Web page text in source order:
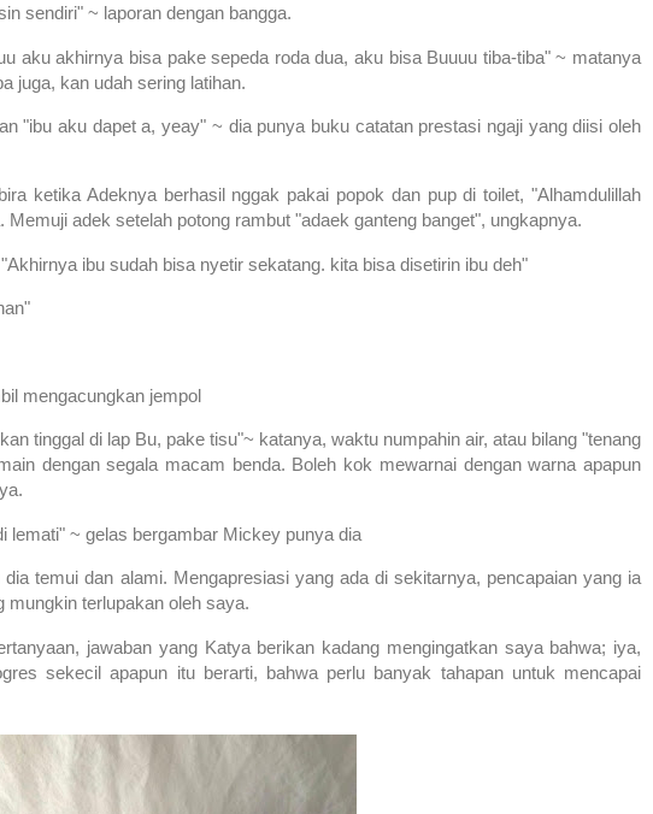
sendiri" ~ laporan dengan bangga.
aku akhirnya bisa pake sepeda roda dua, aku bisa Buuuu tiba-tiba" ~ matanya
juga, kan udah sering latihan.
"ibu aku dapet a, yeay" ~ dia punya buku catatan prestasi ngaji yang diisi oleh
ketika Adeknya berhasil nggak pakai popok dan pup di toilet, "Alhamdulillah
adek setelah potong rambut "adaek ganteng banget", ungkapnya.
ibu sudah bisa nyetir sekatang. kita bisa disetirin ibu deh"
mengacungkan jempol
tinggal di lap Bu, pake tisu"~ katanya, waktu numpahin air, atau bilang "tenang
dengan segala macam benda. Boleh kok mewarnai dengan warna apapun
lemati" ~ gelas bergambar Mickey punya dia
temui dan alami. Mengapresiasi yang ada di sekitarnya, pencapaian yang ia
mungkin terlupakan oleh saya.
jawaban yang Katya berikan kadang mengingatkan saya bahwa; iya,
sekecil apapun itu berarti, bahwa perlu banyak tahapan untuk mencapai